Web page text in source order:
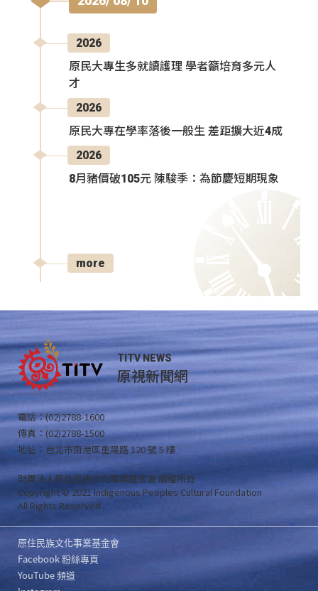
2026
原民大專生多就讀護理 學者籲培育多元人
才
2026
原民大專在學率落後一般生 差距擴大近4成
2026
8月豬價破105元 陳駿季：為節慶短期現象
more
TITV NEWS
原視新聞網
電話：(02)2788-1600
傳真：(02)2788-1500
地址：台北市南港區重陽路 120 號 5 樓
財團法人原住民族文化事業基金會 版權所有
Copyright © 2021 Indigenous Peoples Cultural Foundation
All Rights Reserved .
原住民族文化事業基金會
Facebook 粉絲專頁
YouTube 頻道